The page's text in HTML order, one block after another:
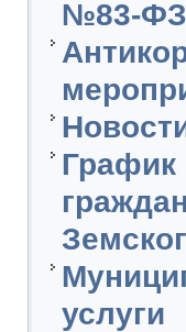
№83-ФЗ
График
услуги